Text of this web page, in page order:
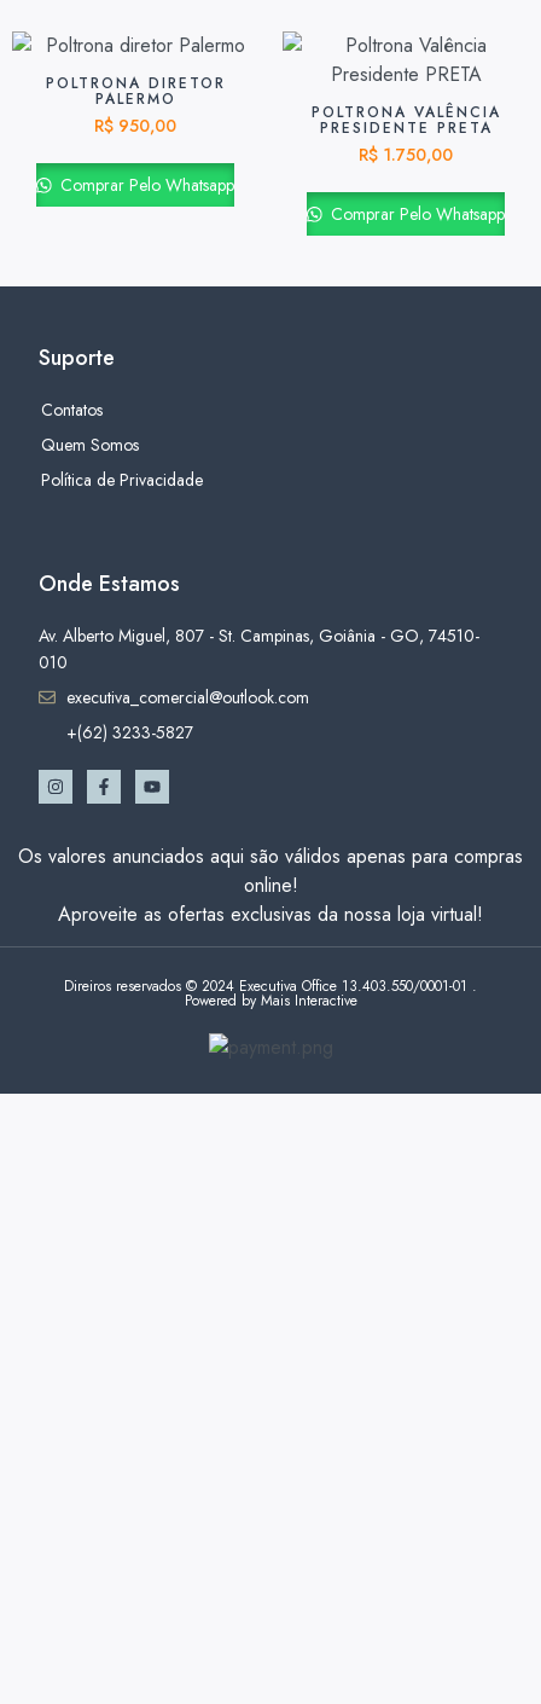
POLTRONA DIRETOR
PALERMO
R$ 950,00
Comprar Pelo Whatsapp
POLTRONA VALÊNCIA
PRESIDENTE PRETA
R$ 1.750,00
Comprar Pelo Whatsapp
Suporte
Contatos
Quem Somos
Política de Privacidade
Onde Estamos
Av. Alberto Miguel, 807 - St. Campinas, Goiânia - GO, 74510-
010
executiva_comercial@outlook.com
+(62) 3233-5827
Os valores anunciados aqui são válidos apenas para compras
online!
Aproveite as ofertas exclusivas da nossa loja virtual!
Direiros reservados © 2024 Executiva Office 13.403.550/0001-01 .
Powered by Mais Interactive